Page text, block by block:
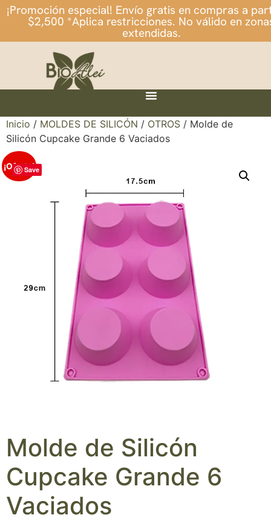
¡Promoción especial! Envío gratis en compras a
$2,500 *Aplica restricciones. No válido en
extendidas.
Inicio / MOLDES DE SILICÓN / OTROS / Molde de
Silicón Cupcake Grande 6 Vaciados
¡Oferta!
Save
Molde de Silicón
Cupcake Grande 6
Vaciados